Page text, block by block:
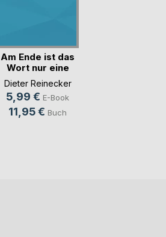
Am Ende ist das
Wort nur eine
fata(...)
Dieter Reinecker
5,99 € E-Book
11,95 € Buch